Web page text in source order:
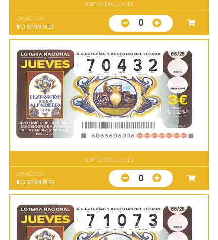
SORTEO DEL JUEVES
13/08/2026
5 DISPONIBLES 0
SORTEO DEL JUEVES
13/08/2026
5 DISPONIBLES 0